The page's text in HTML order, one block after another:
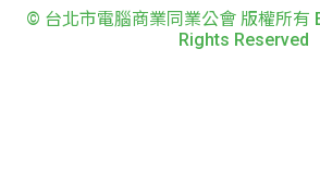
© 台北市電腦商業同業公會 版權所有
Rights Reserved